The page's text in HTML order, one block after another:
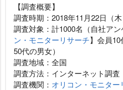
【調査概要】
調査時期：2018年11月22日（木
調査対象：計1000名（自社ア
ン・モニターリサーチ】会員10
50代の男女）
調査地域：全国
調査方法：インターネット調査
調査機関： オリコン・モニター